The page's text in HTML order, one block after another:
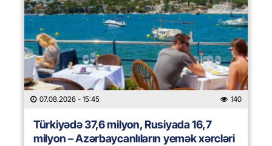
07.08.2026 - 15:45 140
Türkiyədə 37,6 milyon, Rusiyada 16,7
milyon – Azərbaycanlıların yemək xərcləri